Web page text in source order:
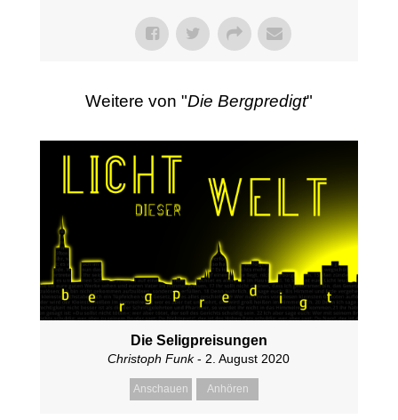
Weitere von "Die Bergpredigt"
Die Seligpreisungen
Christoph Funk- 2. August 2020
Anschauen Anhören